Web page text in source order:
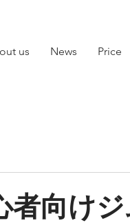
us News Price
者向け